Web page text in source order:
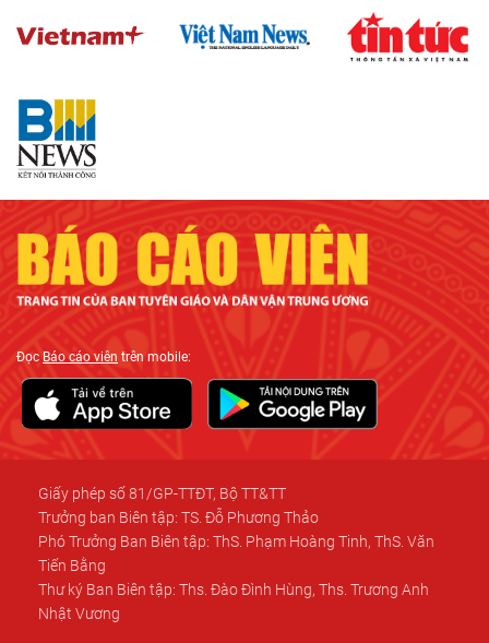
ĐọcBáo cáo viên trên mobile:
Giấy phép số 81/GP-TTĐT, Bộ TT&TT
Trưởng ban Biên tập: TS. Đỗ Phương Thảo
Phó Trưởng Ban Biên tập: ThS. Phạm Hoàng Tinh, ThS. Văn
Tiến Bằng
Thư ký Ban Biên tập: Ths. Đào Đình Hùng, Ths. Trương Anh
Nhật Vương